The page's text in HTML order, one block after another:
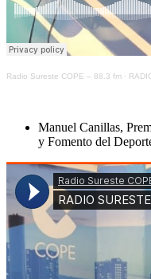
Radio Sureste COPE – 88.3 fm · RADIO
Manuel Canillas,
y Fomento del